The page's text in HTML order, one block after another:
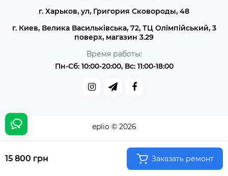
15 800 грн Заказать ремонт
г. Харьков, ул, Григория Сковороды, 48
г. Киев, Велика Васильківська, 72, ТЦ Олімпійський, 3
поверх, магазин 3.29
Время работы:
Пн-Сб: 10:00-20:00, Вс: 11:00-18:00
eplio © 2026